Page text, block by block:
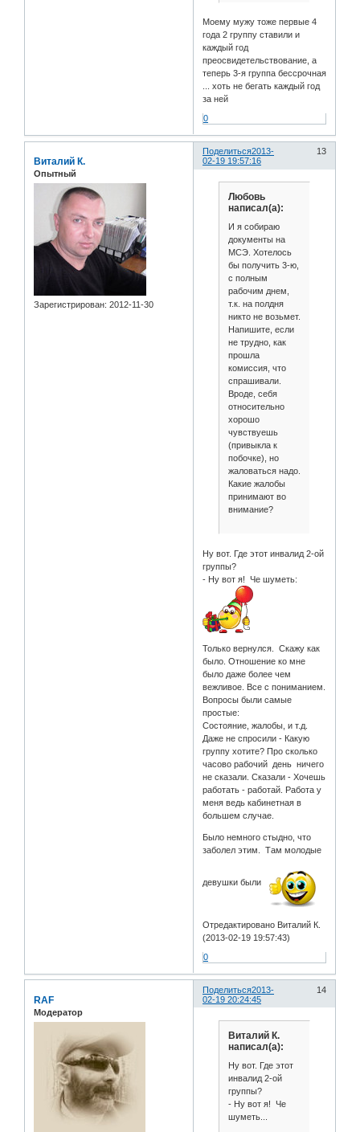
Моему мужу тоже первые 4
года 2 группу ставили и
каждый год
преосвидетельствование, а
теперь 3-я группа бессрочная
... хоть не бегать каждый год
за ней
0
Поделиться 13
2013-
02-19 19:57:16
Виталий К.
Опытный
Зарегистрирован: 2012-11-30
Любовь
написал(а):
И я собираю
документы на
МСЭ. Хотелось
бы получить 3-ю,
с полным
рабочим днем,
т.к. на полдня
никто не возьмет.
Напишите, если
не трудно, как
прошла
комиссия, что
спрашивали.
Вроде, себя
относительно
хорошо
чувствуешь
(привыкла к
побочке), но
жаловаться надо.
Какие жалобы
принимают во
внимание?
Ну вот. Где этот инвалид 2-ой
группы?
- Ну вот я! Че шуметь:
Только вернулся. Скажу как
было. Отношение ко мне
было даже более чем
вежливое. Все с пониманием.
Вопросы были самые
простые:
Состояние, жалобы, и т.д.
Даже не спросили - Какую
группу хотите? Про сколько
часово рабочий день ничего
не сказали. Сказали - Хочешь
работать - работай. Работа у
меня ведь кабинетная в
большем случае.
Было немного стыдно, что
заболел этим. Там молодые
девушки были
Отредактировано Виталий К.
(2013-02-19 19:57:43)
0
Поделиться 14
2013-
02-19 20:24:45
RAF
Модератор
Виталий К.
написал(а):
Ну вот. Где этот
инвалид 2-ой
группы?
- Ну вот я! Че
шуметь...